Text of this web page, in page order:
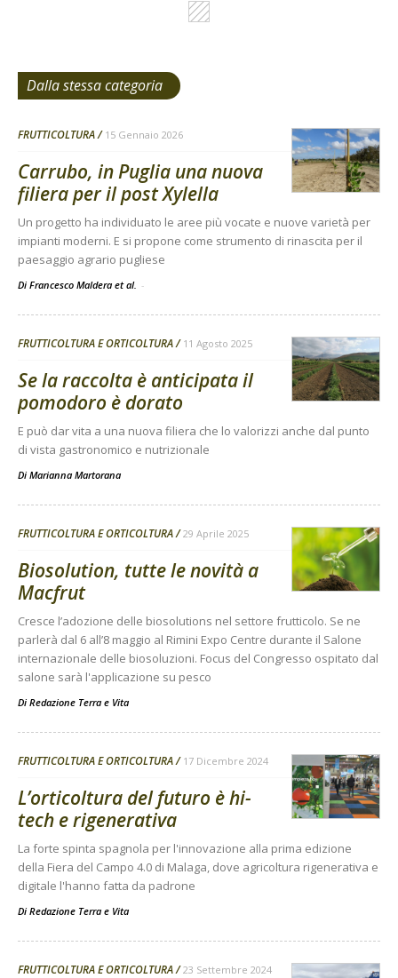
Dalla stessa categoria
FRUTTICOLTURA 15 Gennaio 2026
Carrubo, in Puglia una nuova
filiera per il post Xylella
Un progetto ha individuato le aree più vocate e nuove varietà per
impianti moderni. E si propone come strumento di rinascita per il
paesaggio agrario pugliese
Di Francesco Maldera et al. -
FRUTTICOLTURA E ORTICOLTURA 11 Agosto 2025
Se la raccolta è anticipata il
pomodoro è dorato
E può dar vita a una nuova filiera che lo valorizzi anche dal punto
di vista gastronomico e nutrizionale
Di Marianna Martorana
FRUTTICOLTURA E ORTICOLTURA 29 Aprile 2025
Biosolution, tutte le novità a
Macfrut
Cresce l’adozione delle biosolutions nel settore frutticolo. Se ne
parlerà dal 6 all’8 maggio al Rimini Expo Centre durante il Salone
internazionale delle biosoluzioni. Focus del Congresso ospitato dal
salone sarà l'applicazione su pesco
Di Redazione Terra e Vita
FRUTTICOLTURA E ORTICOLTURA 17 Dicembre 2024
L’orticoltura del futuro è hi-
tech e rigenerativa
La forte spinta spagnola per l'innovazione alla prima edizione
della Fiera del Campo 4.0 di Malaga, dove agricoltura rigenerativa e
digitale l'hanno fatta da padrone
Di Redazione Terra e Vita
FRUTTICOLTURA E ORTICOLTURA 23 Settembre 2024